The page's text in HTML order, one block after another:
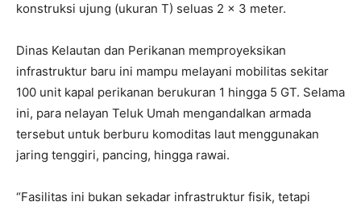
konstruksi ujung (ukuran T) seluas 2 x 3 meter.
Dinas Kelautan dan Perikanan memproyeksikan
infrastruktur baru ini mampu melayani mobilitas sekitar
100 unit kapal perikanan berukuran 1 hingga 5 GT. Selama
ini, para nelayan Teluk Umah mengandalkan armada
tersebut untuk berburu komoditas laut menggunakan
jaring tenggiri, pancing, hingga rawai.
“Fasilitas ini bukan sekadar infrastruktur fisik, tetapi